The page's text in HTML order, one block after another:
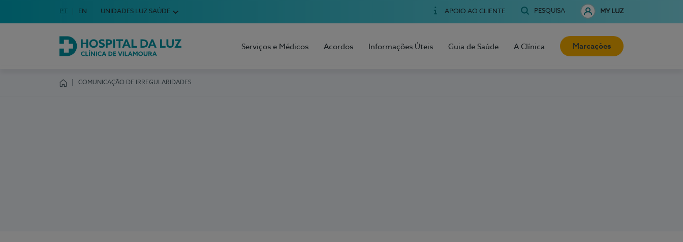
Escolha o seu idioma
Idioma em Português
PT English Language
EN UNIDADES LUZ SAÚDE APOIO AO CLIENTE PESQUISA MY LUZ
Hospital da Luz Clínica de Vilamoura
Serviços e Médicos Acordos Informações Úteis Guia de Saúde A Clínica Marcações
COMUNICAÇÃO DE IRREGULARIDADES